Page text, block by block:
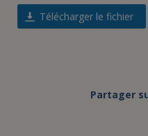
Télécharger le fichier
Partager